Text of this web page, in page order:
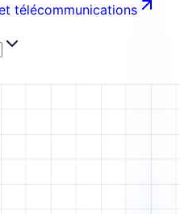
télécommunications